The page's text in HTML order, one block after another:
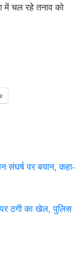
में चल रहे तनाव को
संघर्ष पर बयान, कहा-
ठगी का खेल, पुलिस